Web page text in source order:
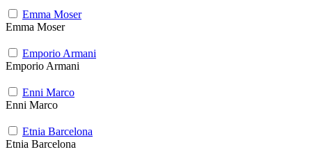
Emma Moser
Emma Moser
Emporio Armani
Emporio Armani
Enni Marco
Enni Marco
Etnia Barcelona
Etnia Barcelona